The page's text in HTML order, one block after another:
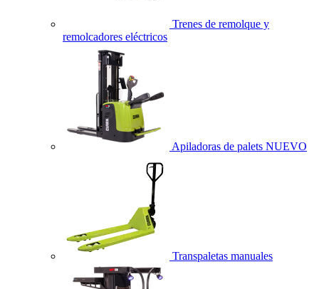
Trenes de remolque y
remolcadores eléctricos
Apiladoras de palets NUEVO
Transpaletas manuales